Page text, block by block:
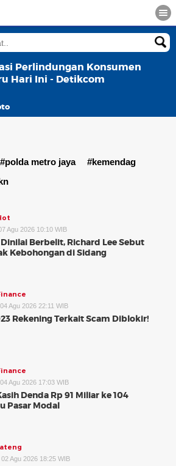
Perlindungan Konsumen
Hari Ini - Detikcom
#polda metro jaya
#kemendag
Agu 2026 10:10 WIB
Berbelit, Richard Lee Sebut
Kebohongan di Sidang
Agu 2026 22:11 WIB
Rekening Terkait Scam Diblokir!
Agu 2026 17:03 WIB
Denda Rp 91 Miliar ke 104
Pasar Modal
02 Agu 2026 18:25 WIB